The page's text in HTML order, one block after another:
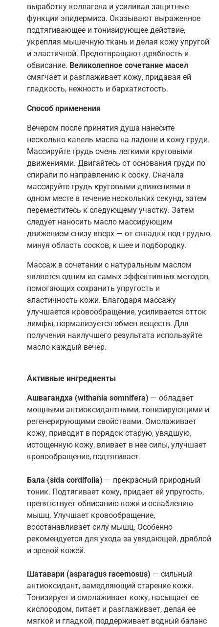
выработку коллагена и усиливая защитные
функции эпидермиса. Оказывают выраженное
подтягивающее и тонизирующее действие,
укрепляя мышечную ткань и делая кожу упругой
и эластичной. Предотвращают дряблость и
обвисание. Великолепное сочетание масел
смягчает и разглаживает кожу, придавая ей
гладкость, нежность и бархатистость.
Способ применения
Вечером после принятия душа нанесите
несколько капель масла на ладони и кожу груди.
Массируйте грудь очень легкими круговыми
движениями. Двигайтесь от основания груди по
спирали по направлению к соску. Сначала
массируйте грудь круговыми движениями в
одном месте в течение нескольких секунд, затем
переместитесь к следующему участку. Затем
следует наносить масло массирующим
движением снизу вверх — от складки под грудью,
минуя область сосков, к шее и подбородку.
Массаж в сочетании с натуральным маслом
является одним из самых эффективных методов,
помогающих сохранить упругость и
эластичность кожи. Благодаря массажу
улучшается кровообращение, усиливается отток
лимфы, нормализуется обмен веществ. Для
получения наилучшего результата используйте
масло каждый вечер.
Активные ингредиенты
Ашвагандха (withania somnifera) — обладает
мощными антиоксидантными, тонизирующими и
регенерирующими свойствами. Омолаживает
кожу, приводит в порядок старую, увядшую,
истощенную кожу, вливает в нее силы, улучшает
кровообращение, подтягивает.
Бала (sida cordifolia) — прекрасный природный
тоник. Подтягивает кожу, придает ей упругость,
препятствует обвисанию кожи и ослаблению
мышц. Улучшает кровообращение,
восстанавливает силу мышц. Особенно
рекомендуется для ухода за увядающей, дряблой
и зрелой кожей.
Шатавари (asparagus racemosus) — сильный
антиоксидант, замедляющий старение кожи.
Тонизирует и омолаживает кожу, насыщает ее
кислородом, питает и разглаживает, делая ее
мягкой и гладкой, поддерживает водный баланс